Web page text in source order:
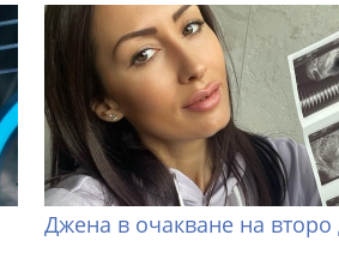
Джена в очакване на второ